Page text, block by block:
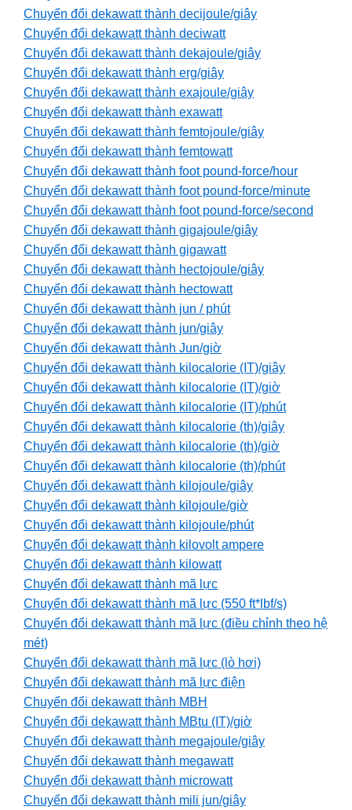
Chuyển đổi dekawatt thành decijoule/giây
Chuyển đổi dekawatt thành deciwatt
Chuyển đổi dekawatt thành dekajoule/giây
Chuyển đổi dekawatt thành erg/giây
Chuyển đổi dekawatt thành exajoule/giây
Chuyển đổi dekawatt thành exawatt
Chuyển đổi dekawatt thành femtojoule/giây
Chuyển đổi dekawatt thành femtowatt
Chuyển đổi dekawatt thành foot pound-force/hour
Chuyển đổi dekawatt thành foot pound-force/minute
Chuyển đổi dekawatt thành foot pound-force/second
Chuyển đổi dekawatt thành gigajoule/giây
Chuyển đổi dekawatt thành gigawatt
Chuyển đổi dekawatt thành hectojoule/giây
Chuyển đổi dekawatt thành hectowatt
Chuyển đổi dekawatt thành jun / phút
Chuyển đổi dekawatt thành jun/giây
Chuyển đổi dekawatt thành Jun/giờ
Chuyển đổi dekawatt thành kilocalorie (IT)/giây
Chuyển đổi dekawatt thành kilocalorie (IT)/giờ
Chuyển đổi dekawatt thành kilocalorie (IT)/phút
Chuyển đổi dekawatt thành kilocalorie (th)/giây
Chuyển đổi dekawatt thành kilocalorie (th)/giờ
Chuyển đổi dekawatt thành kilocalorie (th)/phút
Chuyển đổi dekawatt thành kilojoule/giây
Chuyển đổi dekawatt thành kilojoule/giờ
Chuyển đổi dekawatt thành kilojoule/phút
Chuyển đổi dekawatt thành kilovolt ampere
Chuyển đổi dekawatt thành kilowatt
Chuyển đổi dekawatt thành mã lực
Chuyển đổi dekawatt thành mã lực (550 ft*lbf/s)
Chuyển đổi dekawatt thành mã lực (điều chỉnh theo hệ
mét)
Chuyển đổi dekawatt thành mã lực (lò hơi)
Chuyển đổi dekawatt thành mã lực điện
Chuyển đổi dekawatt thành MBH
Chuyển đổi dekawatt thành MBtu (IT)/giờ
Chuyển đổi dekawatt thành megajoule/giây
Chuyển đổi dekawatt thành megawatt
Chuyển đổi dekawatt thành microwatt
Chuyển đổi dekawatt thành mili jun/giây